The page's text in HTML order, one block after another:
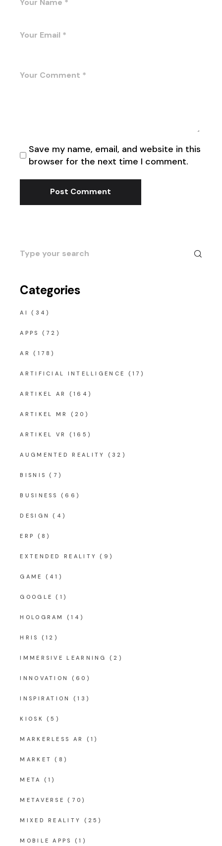
Save my name, email, and website in this
browser for the next time I comment.
Post Comment
Search
for:
Categories
AI (34)
APPS (72)
AR (178)
ARTIFICIAL INTELLIGENCE (17)
ARTIKEL AR (164)
ARTIKEL MR (20)
ARTIKEL VR (165)
AUGMENTED REALITY (32)
BISNIS (7)
BUSINESS (66)
DESIGN (4)
ERP (8)
EXTENDED REALITY (9)
GAME (41)
GOOGLE (1)
HOLOGRAM (14)
HRIS (12)
IMMERSIVE LEARNING (2)
INNOVATION (60)
INSPIRATION (13)
KIOSK (5)
MARKERLESS AR (1)
MARKET (8)
META (1)
METAVERSE (70)
MIXED REALITY (25)
MOBILE APPS (1)